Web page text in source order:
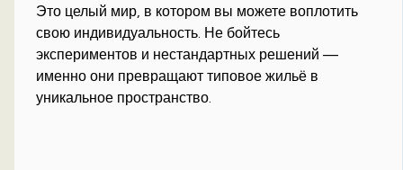
Это целый мир, в котором вы можете воплотить
свою индивидуальность. Не бойтесь
экспериментов и нестандартных решений —
именно они превращают типовое жильё в
уникальное пространство.